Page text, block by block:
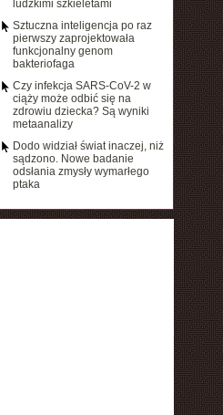
ludzkimi szkieletami
Sztuczna inteligencja po raz
pierwszy zaprojektowała
funkcjonalny genom
bakteriofaga
Czy infekcja SARS-CoV-2 w
ciąży może odbić się na
zdrowiu dziecka? Są wyniki
metaanalizy
Dodo widział świat inaczej, niż
sądzono. Nowe badanie
odsłania zmysły wymarłego
ptaka